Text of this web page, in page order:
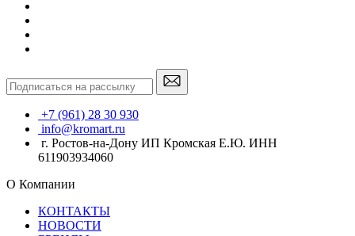
+7 (961) 28 30 930
info@kromart.ru
г. Ростов-на-Дону ИП Кромская Е.Ю. ИНН
611903934060
О Компании
КОНТАКТЫ
НОВОСТИ